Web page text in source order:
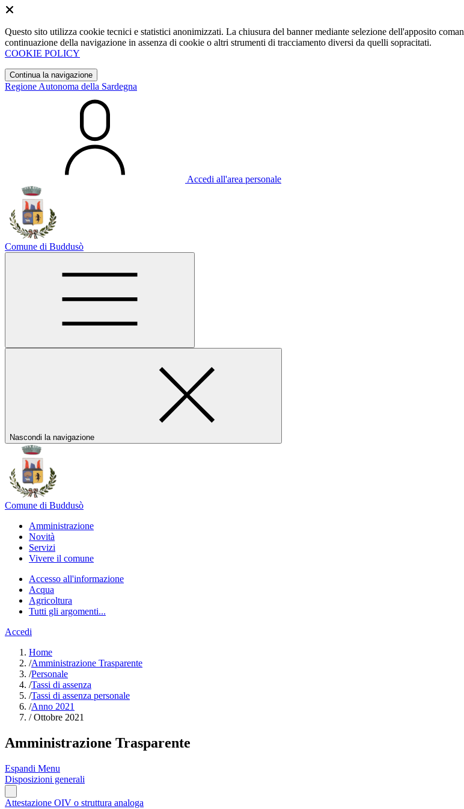
Questo sito utilizza cookie tecnici e statistici anonimizzati. La chiusura del banner mediante selezione dell'apposito
continuazione della navigazione in assenza di cookie o altri strumenti di tracciamento diversi da quelli sopracitati.
COOKIE POLICY
Continua la navigazione
Regione Autonoma della Sardegna
Accedi all'area personale
Comune di Buddusò
Nascondi la navigazione
Comune di Buddusò
Amministrazione
Novità
Servizi
Vivere il comune
Accesso all'informazione
Acqua
Agricoltura
Tutti gli argomenti...
Accedi
Home
/Amministrazione Trasparente
/Personale
/Tassi di assenza
/Tassi di assenza personale
/Anno 2021
/Ottobre 2021
Amministrazione Trasparente
Espandi Menu
Disposizioni generali
Attestazione OIV o struttura analoga